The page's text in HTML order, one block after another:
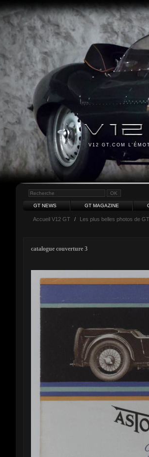
V12 GT.COM
GT NEWS GT MAGAZINE
Accueil V12 GT / Les plus belles photos de
catalogue couverture 3